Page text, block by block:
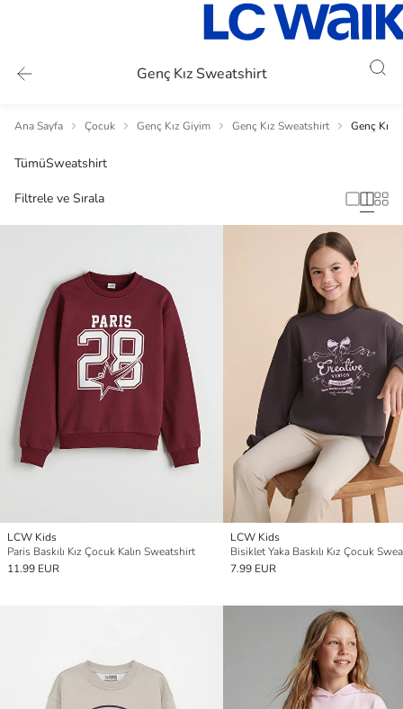
Genç Kız Sweatshirt
Ana Sayfa Çocuk Genç Kız Giyim Genç Kız Sweatshirt Genç Kız
TümüSweatshirt
Filtrele ve Sırala
LCW Kids
Paris Baskılı Kız Çocuk Kalın Sweatshirt
11.99 EUR
LCW Kids
Bisiklet Yaka Baskılı Kız Çocuk
7.99 EUR